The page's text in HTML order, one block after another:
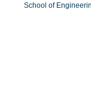
School of